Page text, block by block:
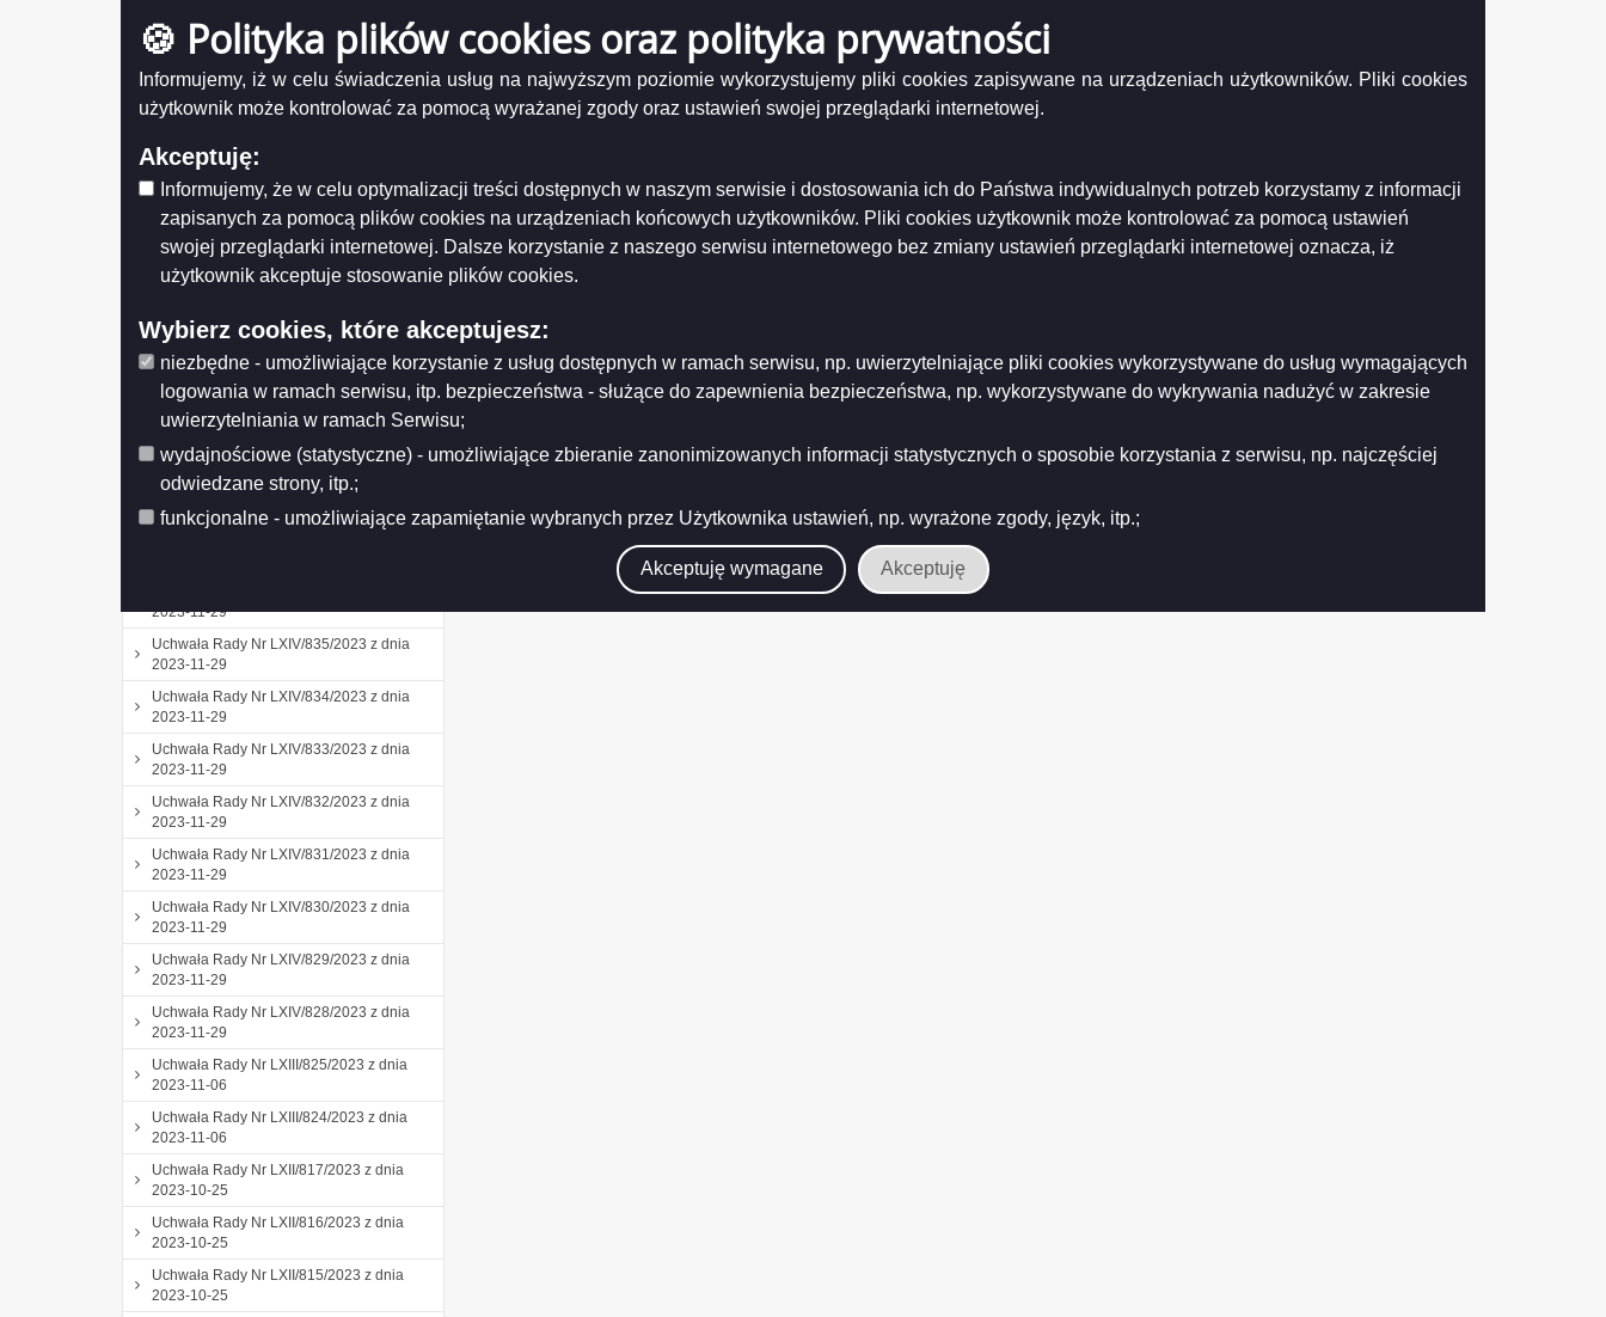
🍪 Polityka plików cookies oraz polityka prywatności
Informujemy, iż w celu świadczenia usług na najwyższym poziomie wykorzystujemy pliki cookies zapisywane na urządzeniach użytkowników. Pliki cookies
użytkownik może kontrolować za pomocą wyrażanej zgody oraz ustawień swojej przeglądarki internetowej.
Akceptuję:
Informujemy, że w celu optymalizacji treści dostępnych w naszym serwisie i dostosowania ich do Państwa indywidualnych potrzeb korzystamy z informacji
zapisanych za pomocą plików cookies na urządzeniach końcowych użytkowników. Pliki cookies użytkownik może kontrolować za pomocą ustawień
swojej przeglądarki internetowej. Dalsze korzystanie z naszego serwisu internetowego bez zmiany ustawień przeglądarki internetowej oznacza, iż
użytkownik akceptuje stosowanie plików cookies.
Wybierz cookies, które akceptujesz:
niezbędne - umożliwiające korzystanie z usług dostępnych w ramach serwisu, np. uwierzytelniające pliki cookies wykorzystywane do usług wymagających
logowania w ramach serwisu, itp. bezpieczeństwa - służące do zapewnienia bezpieczeństwa, np. wykorzystywane do wykrywania nadużyć w zakresie
uwierzytelniania w ramach Serwisu;
wydajnościowe (statystyczne) - umożliwiające zbieranie zanonimizowanych informacji statystycznych o sposobie korzystania z serwisu, np. najczęściej
odwiedzane strony, itp.;
funkcjonalne - umożliwiające zapamiętanie wybranych przez Użytkownika ustawień, np. wyrażone zgody, język, itp.;
Akceptuję wymagane Akceptuję
2023-12-21
Uchwała Rady Nr LXV/854/2023 z dnia
2023-12-21
Uchwała Rady Nr LXV/852/2023 z dnia
Uchwała Rady Nr LXV/851/2023 z dnia
2023-12-21
Uchwała Rady Nr LXV/849/2023 z dnia
2023-12-21
Uchwała Rady Nr LXIV/847/2023 z dnia
Uchwała Rady Nr LXIV/844/2023 z dnia
Uchwała Rady Nr LXIV/843/2023 z dnia
2023-11-29
Uchwała Rady Nr LXIV/841/2023 z dnia
2023-11-29
Uchwała Rady Nr LXIV/840/2023 z dnia
2023-11-29
2023-11-29
Uchwała Rady Nr LXIV/835/2023 z dnia
2023-11-29
Uchwała Rady Nr LXIV/834/2023 z dnia
2023-11-29
Uchwała Rady Nr LXIV/833/2023 z dnia
2023-11-29
Uchwała Rady Nr LXIV/832/2023 z dnia
2023-11-29
Uchwała Rady Nr LXIV/831/2023 z dnia
2023-11-29
Uchwała Rady Nr LXIV/830/2023 z dnia
2023-11-29
Uchwała Rady Nr LXIV/829/2023 z dnia
2023-11-29
Uchwała Rady Nr LXIV/828/2023 z dnia
2023-11-29
Uchwała Rady Nr LXIII/825/2023 z dnia
2023-11-06
Uchwała Rady Nr LXIII/824/2023 z dnia
2023-11-06
Uchwała Rady Nr LXII/817/2023 z dnia
2023-10-25
Uchwała Rady Nr LXII/816/2023 z dnia
2023-10-25
Uchwała Rady Nr LXII/815/2023 z dnia
2023-10-25
UCHWAŁA NR LVI/744/2023 RADY MIEJSKIEJ W SUWAŁKACH z dnia 26 kwietnia 2023 r.
Uchwała LVI 744 2023.pdf ( 221.08 KB )
załącznika
2023.pdf
UCHWAŁA NR LVI/744/2023 Rady Miejskiej w Suwałkach z dnia 26 kwietnia 2023 r. w sprawie zmiany Statutu Miasta Suwałk
Wytwarzający/odpowiadający:Elżbieta Polańska - Kierownik Biura Rady Miejskiej
Data wytworzenia:2023-04-26
Wprowadzający:
Elżbieta Polańska
Data modyfikacji:2024-10-04
Opublikował:Elżbieta Polańska
Drukuj do PDF
Drukuj
Historia strony